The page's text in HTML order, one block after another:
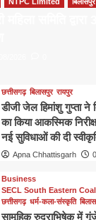
छत्तीसगढ़ बिलासपुर रायपुर
डीजी जेल हिमांशु गुप्ता
का किया आकस्मिक
नई सुविधाओं की दी
Apna Chhattisgarh
Business
SECL South Eastern
छत्तीसगढ़ धर्म-कला-संस्कृति
सामूहिक रुद्राभिषेक में